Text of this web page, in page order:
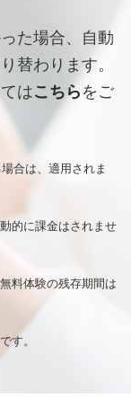
た場合、自動
替わります。
はこちら をご
合は、適用されま
的に課金はされませ
料体験の残存期間は
す。